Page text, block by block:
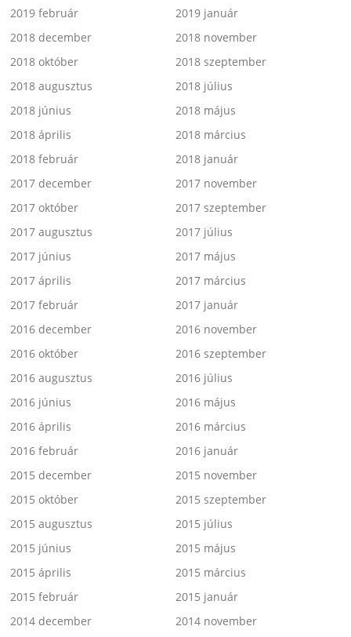
2019 február
2019 január
2018 december
2018 november
2018 október
2018 szeptember
2018 augusztus
2018 július
2018 június
2018 május
2018 április
2018 március
2018 február
2018 január
2017 december
2017 november
2017 október
2017 szeptember
2017 augusztus
2017 július
2017 június
2017 május
2017 április
2017 március
2017 február
2017 január
2016 december
2016 november
2016 október
2016 szeptember
2016 augusztus
2016 július
2016 június
2016 május
2016 április
2016 március
2016 február
2016 január
2015 december
2015 november
2015 október
2015 szeptember
2015 augusztus
2015 július
2015 június
2015 május
2015 április
2015 március
2015 február
2015 január
2014 december
2014 november